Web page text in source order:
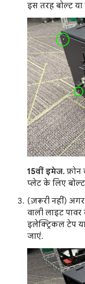
इस तरह बोल्ट
15वीं इमेज. फ़ोन
प्लेट के लिए
(ज़रूरी नहीं)
वाली लाइट
इलेक्ट्रिकल टेप
जाएं.